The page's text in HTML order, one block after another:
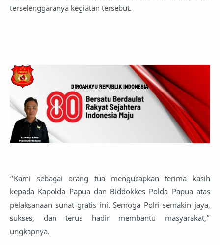
terselenggaranya kegiatan tersebut.
“Kami sebagai orang tua mengucapkan terima kasih
kepada Kapolda Papua dan Biddokkes Polda Papua atas
pelaksanaan sunat gratis ini. Semoga Polri semakin jaya,
sukses, dan terus hadir membantu masyarakat,”
ungkapnya.